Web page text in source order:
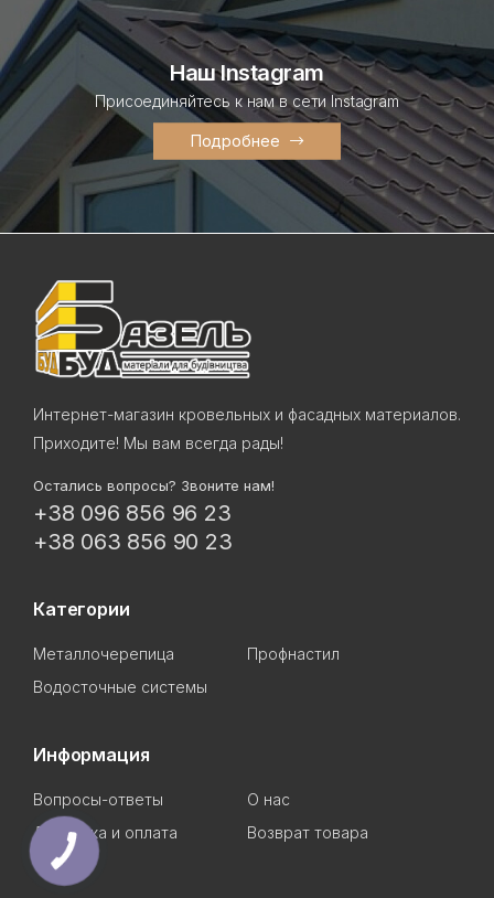
Наш Instagram
Присоединяйтесь к нам в сети Instagram
Подробнее
Интернет-магазин кровельных и фасадных материалов.
Приходите! Мы вам всегда рады!
Остались вопросы? Звоните нам!
+38 096 856 96 23
+38 063 856 90 23
Категории
Металлочерепица
Профнастил
Водосточные системы
Информация
Вопросы-ответы
О нас
Доставка и оплата
Возврат товара